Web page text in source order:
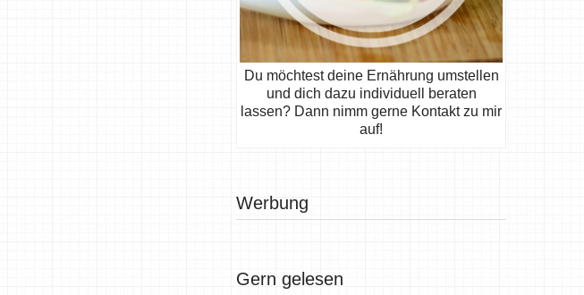
Du möchtest deine Ernährung umstellen
und dich dazu individuell beraten
lassen? Dann nimm gerne Kontakt zu mir
auf!
Werbung
Gern gelesen